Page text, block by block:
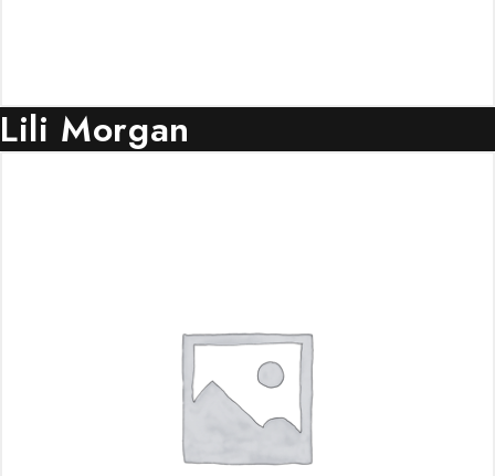
Lili Morgan